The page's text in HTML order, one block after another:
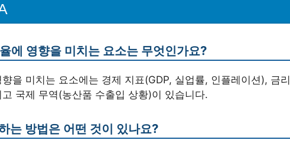
에 영향을 미치는 요소는 무엇인가요?
을 미치는 요소에는 경제 지표(GDP, 실업률, 인플레이션), 금리
국제 무역(농산품 수출입 상황)이 있습니다.
는 방법은 어떤 것이 있나요?